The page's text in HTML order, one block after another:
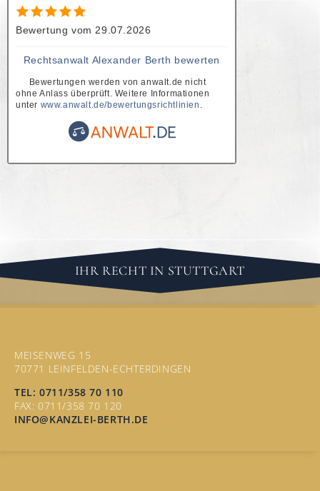
Überschreiten der
Überlassungshöchstdauer
Arbeitnehmerüberlassung
Informationsrechte des
Arbeitnehmers gegenüber dem
Verleiher
Kündigungsschutz des
Leiharbeitnehmers
Bewertung vom 29.07.2026
Rechtsanwalt Alexander Berth bewerten
Bewertungen werden von anwalt.de nicht
ohne Anlass überprüft. Weitere Informationen
unter www.anwalt.de/bewertungsrichtlinien .
IHR RECHT IN STUTTGART
MEISENWEG 15
70771 LEINFELDEN-ECHTERDINGEN
TEL: 0711/358 70 110
FAX: 0711/358 70 120
INFO@KANZLEI-BERTH.DE